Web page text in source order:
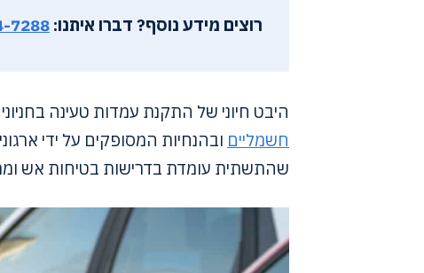
רוצים מידע נוסף? דברו איתנו: 7288
היבט חיוני של התקנת עמדות טעינה
חשמליים ובהנחיות המסופקים על ידי
שהתשתית עומדת בדרישות בטיחות אש